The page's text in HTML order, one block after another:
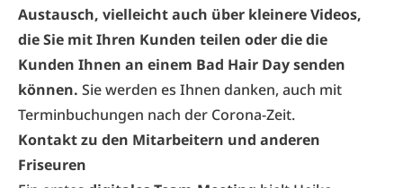
Austausch, vielleicht auch über kleinere Videos,
die Sie mit Ihren Kunden teilen oder die die
Kunden Ihnen an einem Bad Hair Day senden
können. Sie werden es Ihnen danken, auch mit
Terminbuchungen nach der Corona-Zeit.
Kontakt zu den Mitarbeitern und anderen
Friseuren